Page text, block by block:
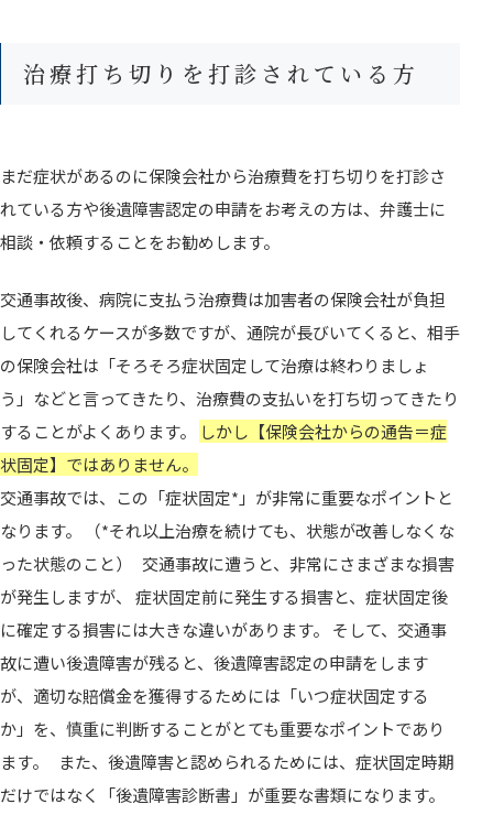
治療打ち切りを打診されている方
まだ症状があるのに保険会社から治療費を打ち切りを打診さ
れている方や後遺障害認定の申請をお考えの方は、弁護士に
相談・依頼することをお勧めします。
交通事故後、病院に支払う治療費は加害者の保険会社が負担
してくれるケースが多数ですが、通院が長びいてくると、相手
の保険会社は「そろそろ症状固定して治療は終わりましょ
う」などと言ってきたり、治療費の支払いを打ち切ってきたり
することがよくあります。
しかし【保険会社からの通告＝症
状固定】ではありません。
交通事故では、この「症状固定*」が非常に重要なポイントと
なります。 （*それ以上治療を続けても、状態が改善しなくな
った状態のこと） 交通事故に遭うと、非常にさまざまな損害
が発生しますが、 症状固定前に発生する損害と、症状固定後
に確定する損害には大きな違いがあります。 そして、交通事
故に遭い後遺障害が残ると、後遺障害認定の申請をします
が、適切な賠償金を獲得するためには「いつ症状固定する
か」を、慎重に判断することがとても重要なポイントであり
ます。 また、後遺障害と認められるためには、症状固定時期
だけではなく「後遺障害診断書」が重要な書類になります。